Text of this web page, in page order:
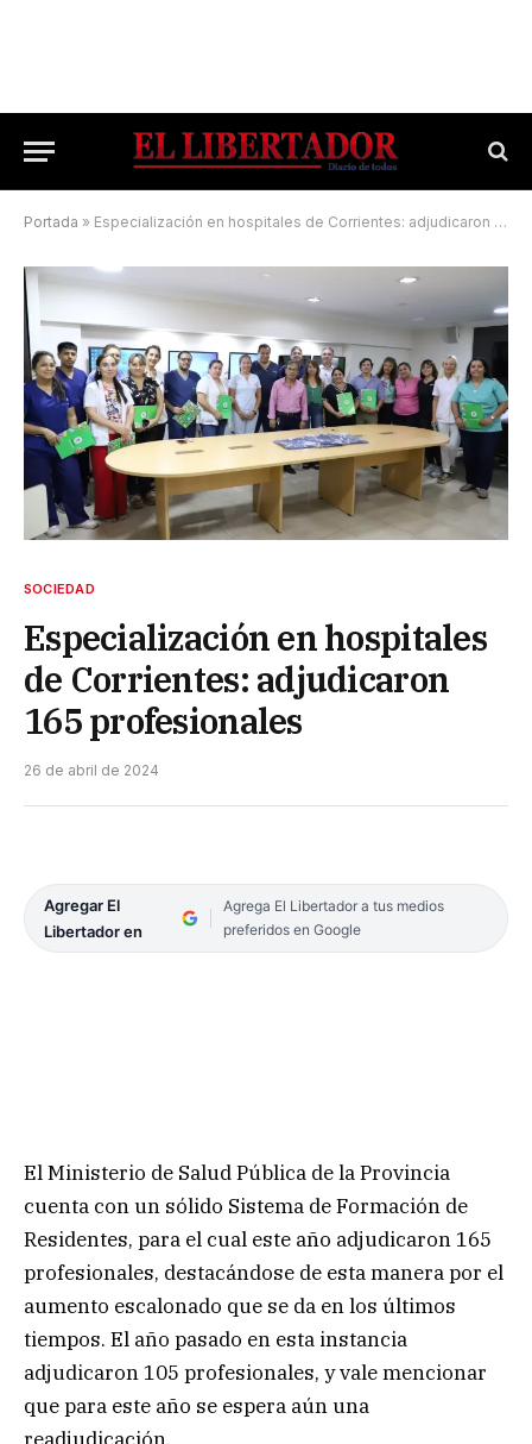
Portada » Especialización en hospitales de Corrientes: adjudicaron 165 profesionales
SOCIEDAD
Especialización en hospitales
de Corrientes: adjudicaron
165 profesionales
26 de abril de 2024
Agregar El
Libertador en
Agrega El Libertador a tus medios
preferidos en Google
El Ministerio de Salud Pública de la Provincia
cuenta con un sólido Sistema de Formación de
Residentes, para el cual este año adjudicaron 165
profesionales, destacándose de esta manera por el
aumento escalonado que se da en los últimos
tiempos. El año pasado en esta instancia
adjudicaron 105 profesionales, y vale mencionar
que para este año se espera aún una